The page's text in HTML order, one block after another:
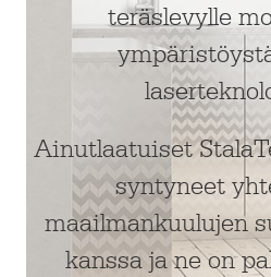
teräslevylle
Ainutlaatuiset
syntyneet
maailmankuulujen
kanssa ja ne on